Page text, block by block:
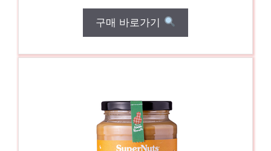
구매 바로가기